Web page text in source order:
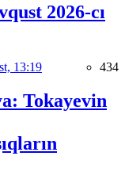
2026-cı
13:19 434
Tokayevin